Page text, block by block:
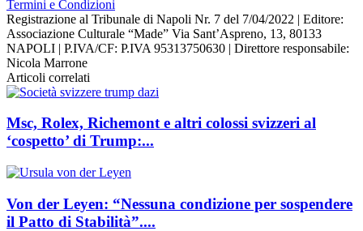
Termini e Condizioni
Registrazione al Tribunale di Napoli Nr. 7 del 7/04/2022 | Editore:
Associazione Culturale “Made” Via Sant’Aspreno, 13, 80133
NAPOLI | P.IVA/CF: P.IVA 95313750630 | Direttore responsabile:
Nicola Marrone
Articoli correlati
Msc, Rolex, Richemont e altri colossi svizzeri al
‘cospetto’ di Trump:...
Von der Leyen: “Nessuna condizione per sospendere
il Patto di Stabilità”....